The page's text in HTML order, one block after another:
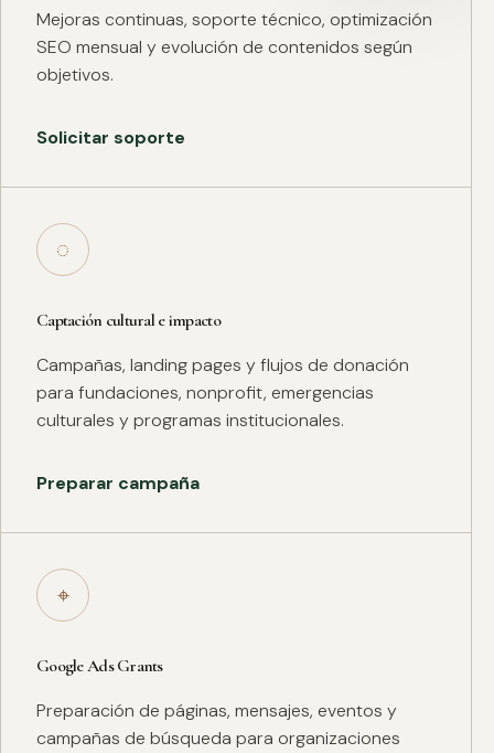
Mejoras continuas, soporte técnico, optimización
SEO mensual y evolución de contenidos según
objetivos.
Solicitar soporte
◌
Captación cultural e impacto
Campañas, landing pages y flujos de donación
para fundaciones, nonprofit, emergencias
culturales y programas institucionales.
Preparar campaña
⌖
Google Ads Grants
Preparación de páginas, mensajes, eventos y
campañas de búsqueda para organizaciones